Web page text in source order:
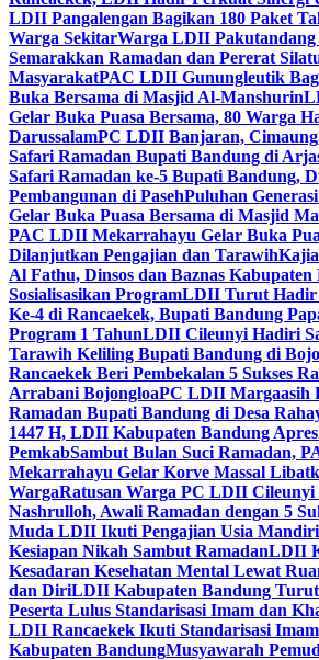
LDII Pangalengan Bagikan 180 Paket
Warga SekitarWarga LDII
Semarakkan Ramadan dan Pererat
MasyarakatPAC LDII Gunungleutik
Buka Bersama di Masjid Al-Manshurin
Gelar Buka Puasa Bersama, 80 Warga
DarussalamPC LDII Banjaran,
Safari Ramadan Bupati Bandung di
Safari Ramadan ke-5 Bupati Bandung,
Pembangunan di PasehPuluhan
Gelar Buka Puasa Bersama di Masjid
PAC LDII Mekarrahayu Gelar Buka
Dilanjutkan Pengajian dan Tarawih
Al Fathu, Dinsos dan Baznas Kabupaten
Sosialisasikan ProgramLDII Turut Hadir
Ke-4 di Rancaekek, Bupati Bandung
Program 1 TahunLDII Cileunyi Hadiri
Tarawih Keliling Bupati Bandung di
Rancaekek Beri Pembekalan 5 Sukses
Arrabani BojongloaPC LDII Margaasih
Ramadan Bupati Bandung di Desa
1447 H, LDII Kabupaten Bandung
PemkabSambut Bulan Suci Ramadan,
Mekarrahayu Gelar Korve Massal
WargaRatusan Warga PC LDII Cileunyi
Nashrulloh, Awali Ramadan dengan 5
Muda LDII Ikuti Pengajian Usia Mandiri
Kesiapan Nikah Sambut RamadanLDII
Kesadaran Kesehatan Mental Lewat
dan DiriLDII Kabupaten Bandung
Peserta Lulus Standarisasi Imam dan
LDII Rancaekek Ikuti Standarisasi
Kabupaten BandungMusyawarah